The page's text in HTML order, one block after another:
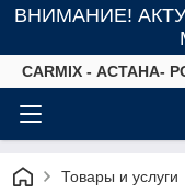
ВНИМАНИЕ!
СARMIX - АСТАНА-
Товары и услуги